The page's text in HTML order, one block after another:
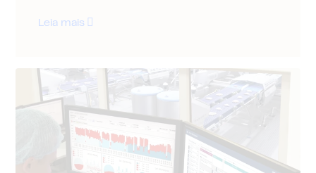
Leia mais